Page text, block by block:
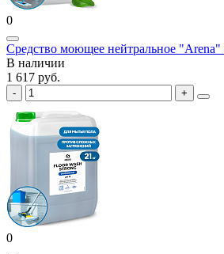
0
Средство моющее нейтральное "Arena"
В наличии
1 617 руб.
0